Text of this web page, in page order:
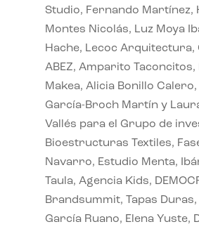
Studio, Fernando Martínez,
Montes Nicolás, Luz Moya
Hache, Lecoc Arquitectura,
ABEZ, Amparito Taconcitos,
Makea, Alicia Bonillo
García-Broch Martín y
Vallés para el Grupo de
Bioestructuras Textiles,
Navarro, Estudio Menta,
Taula, Agencia Kids,
Brandsummit, Tapas
García Ruano, Elena Yuste,